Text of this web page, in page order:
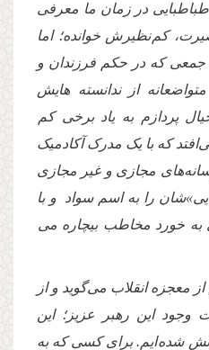
در زمان ما معرفی
کم نظیرش خوانده؛‌ اما
جمعی که در حکم فرزندان و
از ندانسته هایش
پردازم به یاد برخی کم
که با یک مدرک آکادمیک
مجازی و غیر مجازی
را به اسم سواد و با
خورد مخاطب بیچاره می
معجزه انقلاب می‌گوید و از
وجود این رهبر عزیز؛ این
شده ایم. برای کسی که به